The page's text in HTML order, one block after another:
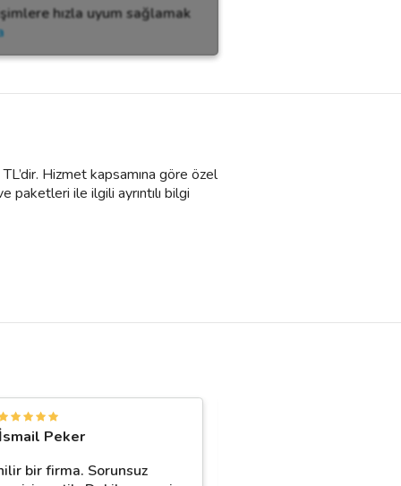
hızla uyum sağlamak
Hizmet kapsamına göre özel
paketleri ile ilgili ayrıntılı bilgi
İsmail Peker
bir firma. Sorunsuz